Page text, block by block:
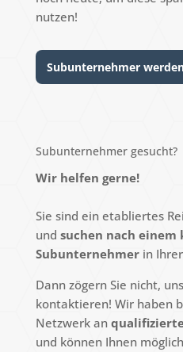
nutzen!
Subunternehmer
Subunternehmer gesucht?
Wir helfen gerne!
Sie sind ein etabliertes
und suchen nach
Subunternehmerin Ihrer
Dann zögern Sie nicht,
kontaktieren! Wir haben
Netzwerk an
und können Ihnen